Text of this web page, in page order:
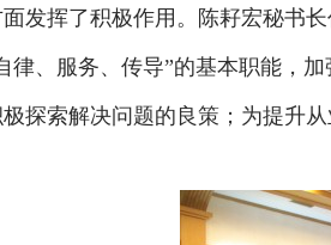
发挥了积极作用。陈耔宏秘书
律、服务、传导”的基本职能，
探索解决问题的良策；为提升